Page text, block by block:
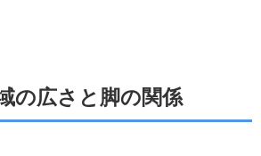
の広さと脚の関係